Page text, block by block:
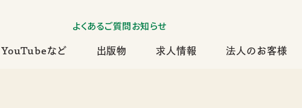
よくあるご質問お知らせ
YouTubeなど 出版物 求人情報 法人のお客様